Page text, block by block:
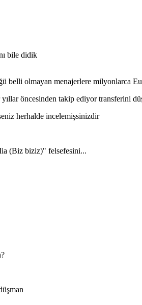
bile didik
belli olmayan menajerlere milyonlarca
öncesinden takip ediyor transferini
herhalde incelemişsinizdir
(Biz biziz)" felsefesini...